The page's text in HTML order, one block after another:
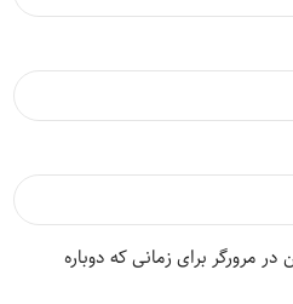
مرورگر برای زمانی که دوباره